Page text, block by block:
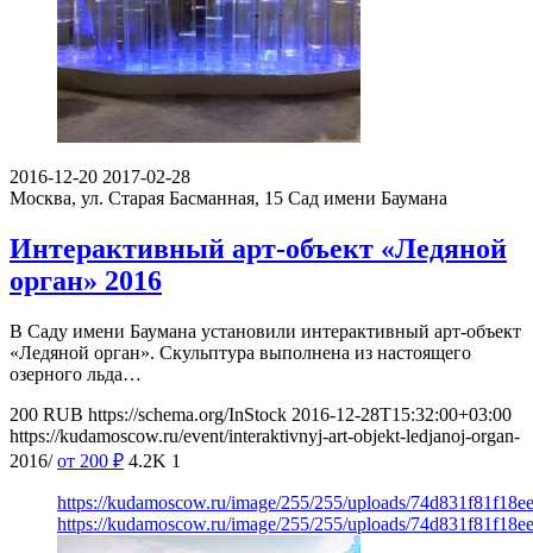
2016-12-20 2017-02-28
Москва, ул. Старая Басманная, 15 Сад имени Баумана
Интерактивный арт-объект «Ледяной
орган» 2016
В Саду имени Баумана установили интерактивный арт-объект
«Ледяной орган». Скульптура выполнена из настоящего
озерного льда…
200 RUB https://schema.org/InStock 2016-12-28T15:32:00+03:00
https://kudamoscow.ru/event/interaktivnyj-art-objekt-ledjanoj-organ-
2016/ от 200 ₽ 4.2K 1
https://kudamoscow.ru/image/255/255/uploads/
https://kudamoscow.ru/image/255/255/uploads/